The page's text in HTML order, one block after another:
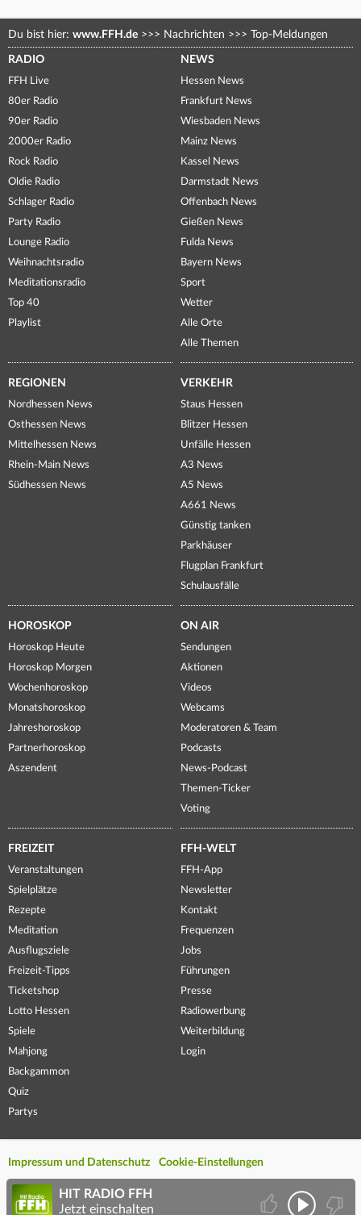
Du bist hier: www.FFH.de >>> Nachrichten >>> Top-Meldungen
RADIO
FFH Live
80er Radio
90er Radio
2000er Radio
Rock Radio
Oldie Radio
Schlager Radio
Party Radio
Lounge Radio
Weihnachtsradio
Meditationsradio
Top 40
Playlist
NEWS
Hessen News
Frankfurt News
Wiesbaden News
Mainz News
Kassel News
Darmstadt News
Offenbach News
Gießen News
Fulda News
Bayern News
Sport
Wetter
Alle Orte
Alle Themen
REGIONEN
Nordhessen News
Osthessen News
Mittelhessen News
Rhein-Main News
Südhessen News
VERKEHR
Staus Hessen
Blitzer Hessen
Unfälle Hessen
A3 News
A5 News
A661 News
Günstig tanken
Parkhäuser
Flugplan Frankfurt
Schulausfälle
HOROSKOP
Horoskop Heute
Horoskop Morgen
Wochenhoroskop
Monatshoroskop
Jahreshoroskop
Partnerhoroskop
Aszendent
ON AIR
Sendungen
Aktionen
Videos
Webcams
Moderatoren & Team
Podcasts
News-Podcast
Themen-Ticker
Voting
FREIZEIT
Veranstaltungen
Spielplätze
Rezepte
Meditation
Ausflugsziele
Freizeit-Tipps
Ticketshop
Lotto Hessen
Spiele
Mahjong
Backgammon
Quiz
Partys
FFH-WELT
FFH-App
Newsletter
Kontakt
Frequenzen
Jobs
Führungen
Presse
Radiowerbung
Weiterbildung
Login
Impressum und Datenschutz Cookie-Einstellungen
HIT RADIO FFH
Jetzt einschalten